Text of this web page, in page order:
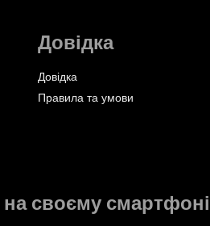
Довідка
Довідка
Правила та умови
своєму смартфоні